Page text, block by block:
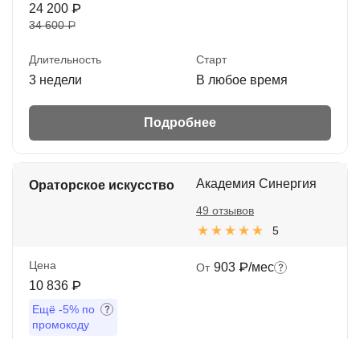
24 200 ₽
34 600 ₽
Длительность
3 недели
Старт
В любое время
Подробнее
Ораторское искусство Академия Синергия
5
49 отзывов
Цена
10 836 ₽
Ещё -5% по
промокоду
От 903 ₽/мес